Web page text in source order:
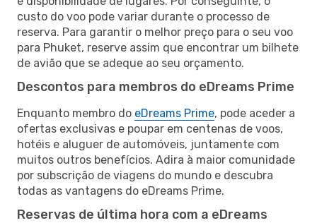
custo do voo pode variar durante o processo de
reserva. Para garantir o melhor preço para o seu voo
para Phuket, reserve assim que encontrar um bilhete
de avião que se adeque ao seu orçamento.
Descontos para membros do eDreams Prime
Enquanto membro do eDreams Prime, pode aceder a
ofertas exclusivas e poupar em centenas de voos,
hotéis e aluguer de automóveis, juntamente com
muitos outros benefícios. Adira à maior comunidade
por subscrição de viagens do mundo e descubra
todas as vantagens do eDreams Prime.
Reservas de última hora com a eDreams